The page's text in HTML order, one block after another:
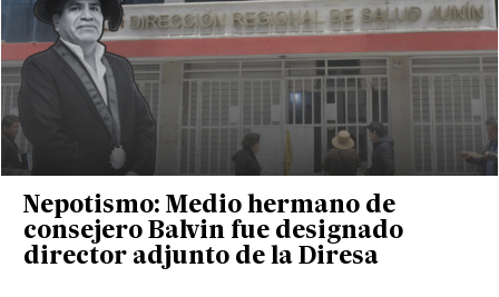
Nepotismo: Medio hermano de
consejero Balvin fue designado
director adjunto de la Diresa